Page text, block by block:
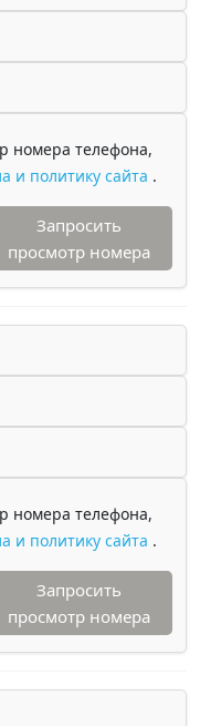
номера телефона,
и политику сайта .
Запросить
просмотр номера
номера телефона,
и политику сайта .
Запросить
просмотр номера